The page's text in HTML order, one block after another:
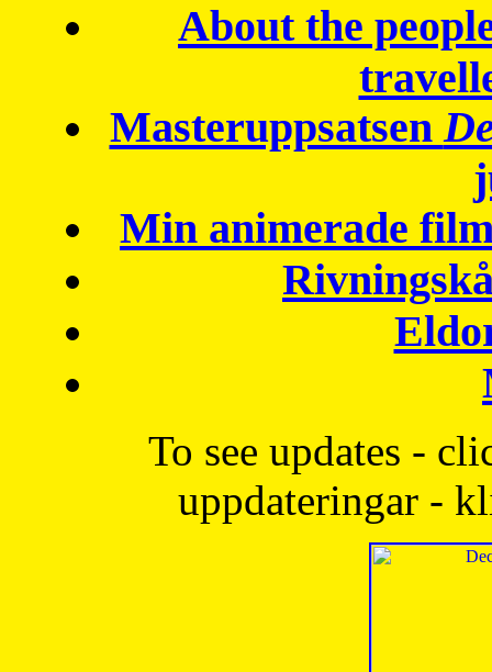
About the
Masteruppsatsen
Min animerade
To see updates -
uppdateringar -